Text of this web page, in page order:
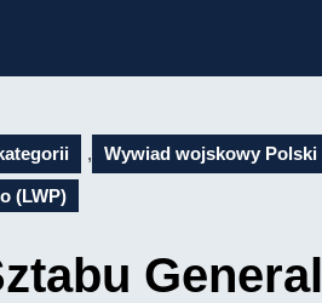
, Wywiad wojskowy Polski
(LWP)